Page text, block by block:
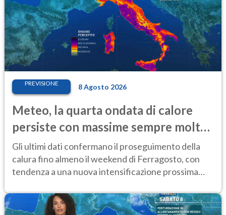
PREVISIONE 8 Agosto 2026
Meteo, la quarta ondata di calore
persiste con massime sempre molto
elevate
Gli ultimi dati confermano il proseguimento della
calura fino almeno il weekend di Ferragosto, con
tendenza a una nuova intensificazione prossima